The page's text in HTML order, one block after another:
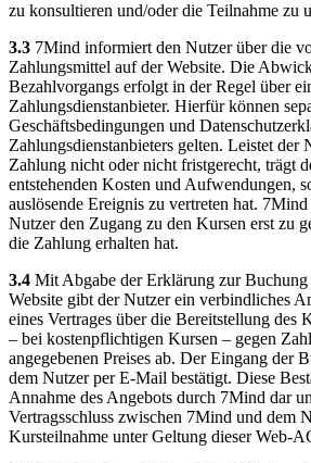
zu konsultieren und/oder die Teilnahme zu
3.3 7Mind informiert den Nutzer über die
Zahlungsmittel auf der Website. Die
Bezahlvorgangs erfolgt in der Regel über
Zahlungsdienstanbieter. Hierfür können
Geschäftsbedingungen und
Zahlungsdienstanbieters gelten. Leistet der
Zahlung nicht oder nicht fristgerecht, trägt
entstehenden Kosten und Aufwendungen,
auslösende Ereignis zu vertreten hat.
Nutzer den Zugang zu den Kursen erst zu
die Zahlung erhalten hat.
3.4 Mit Abgabe der Erklärung zur Buchung
Website gibt der Nutzer ein verbindliches
eines Vertrages über die Bereitstellung des
– bei kostenpflichtigen Kursen – gegen
angegebenen Preises ab. Der Eingang der
dem Nutzer per E-Mail bestätigt. Diese
Annahme des Angebots durch 7Mind dar
Vertragsschluss zwischen 7Mind und dem
Kursteilnahme unter Geltung dieser Web-